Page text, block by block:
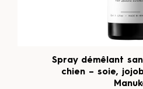
Spray démêlant
chien – soie,